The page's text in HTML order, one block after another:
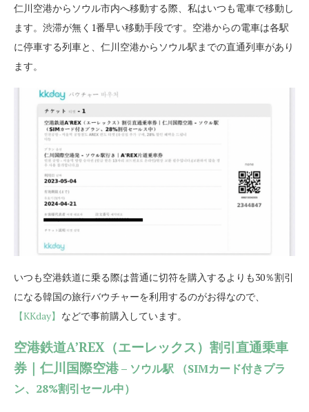
仁川空港からソウル市内へ移動する際、私はいつも電車で移動し
ます。渋滞が無く1番早い移動手段です。空港からの電車は各駅
に停車する列車と、仁川空港からソウル駅までの直通列車があり
ます。
いつも空港鉄道に乗る際は普通に切符を購入するよりも30％割引
になる韓国の旅行バウチャーを利用するのがお得なので、
【KKday】 などで事前購入しています。
空港鉄道A’REX（エーレックス）割引直通乗車
券｜仁川国際空港– ソウル駅 （SIMカード付きプラ
ン、28%割引セール中）